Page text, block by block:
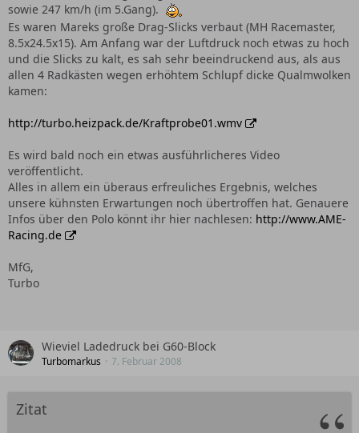
sowie 247 km/h (im 5.Gang).
Es waren Mareks große Drag-Slicks verbaut (MH Racemaster,
8.5x24.5x15). Am Anfang war der Luftdruck noch etwas zu hoch
und die Slicks zu kalt, es sah sehr beeindruckend aus, als aus
allen 4 Radkästen wegen erhöhtem Schlupf dicke Qualmwolken
kamen:
http://turbo.heizpack.de/Kraftprobe01.wmv
Es wird bald noch ein etwas ausführlicheres Video
veröffentlicht.
Alles in allem ein überaus erfreuliches Ergebnis, welches
unsere kühnsten Erwartungen noch übertroffen hat. Genauere
Infos über den Polo könnt ihr hier nachlesen: http://www.AME-
Racing.de
MfG,
Turbo
Wieviel Ladedruck bei G60-Block
Turbomarkus 7. Februar 2008
Zitat